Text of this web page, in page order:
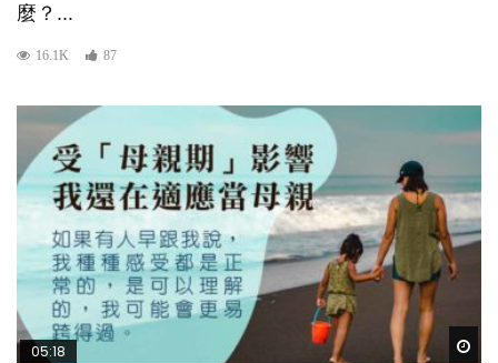
麼？...
16.1K 87
05:18